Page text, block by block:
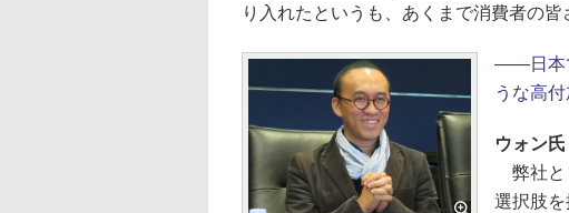
り入れたというも、あくまで消費者の
――日本
うな高
ウォン氏
弊社と
選択肢